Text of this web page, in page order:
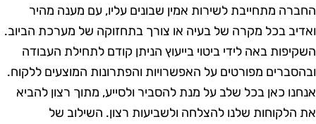
מתחייבת לשירות אמין שבונים עליו, עם מענה מהיר
בכל מקרה של בעיה או צורך בתחזוקה של מערכת הביוב.
באה לידי ביטוי בייעוץ הניתן קודם לתחילת העבודה
מפורטים על האפשרויות והפתרונות המוצעים ללקוח.
כאן בכל שלב על מנת להסביר ולסייע, מתוך רצון להביא
שלנו להצלחה ולשביעות רצון. השילוב של